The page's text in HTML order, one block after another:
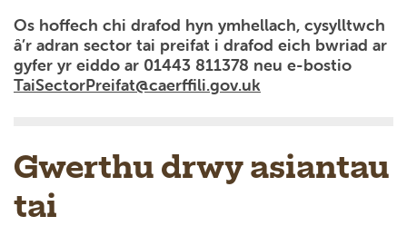
Os hoffech chi drafod hyn ymhellach, cysylltwch
â’r adran sector tai preifat i drafod eich bwriad ar
gyfer yr eiddo ar 01443 811378 neu e-bostio
TaiSectorPreifat@caerffili.gov.uk
Gwerthu drwy asiantau
tai